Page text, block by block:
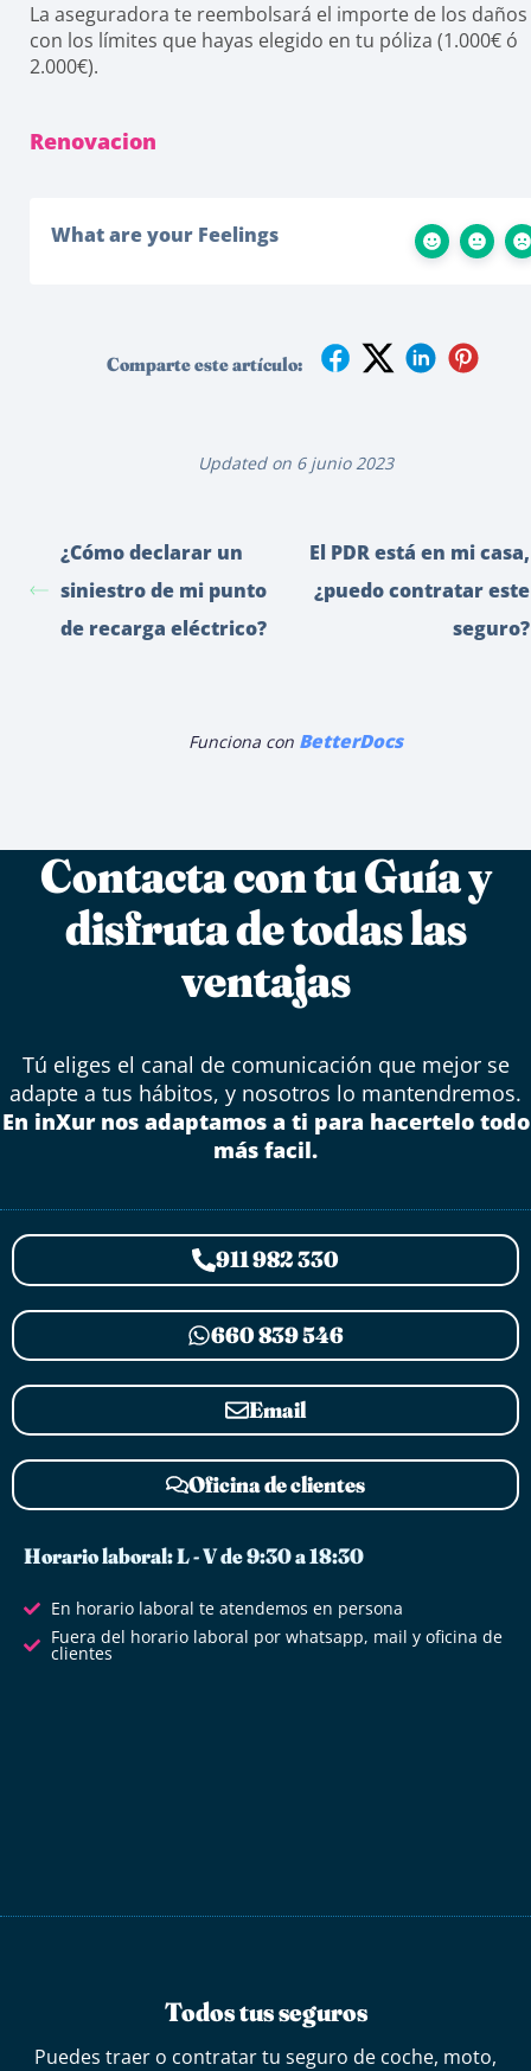
La aseguradora te reembolsará el importe de los daños
con los límites que hayas elegido en tu póliza (1.000€ ó
2.000€).
Renovacion
What are your Feelings
Comparte este artículo:
Updated on 6 junio 2023
¿Cómo declarar un
siniestro de mi punto
de recarga eléctrico?
El PDR está en mi casa,
¿puedo contratar este
seguro?
Funciona con BetterDocs
Contacta con tu Guía y
disfruta de todas las
ventajas
Tú eliges el canal de comunicación que mejor se
adapte a tus hábitos, y nosotros lo mantendremos.
En inXur nos adaptamos a ti para hacertelo todo
más facil.
911 982 330
660 839 546
Email
Oficina de clientes
Horario laboral: L - V de 9:30 a 18:30
En horario laboral te atendemos en persona
Fuera del horario laboral por whatsapp, mail y oficina de
clientes
Todos tus seguros
Puedes traer o contratar tu seguro de coche, moto,